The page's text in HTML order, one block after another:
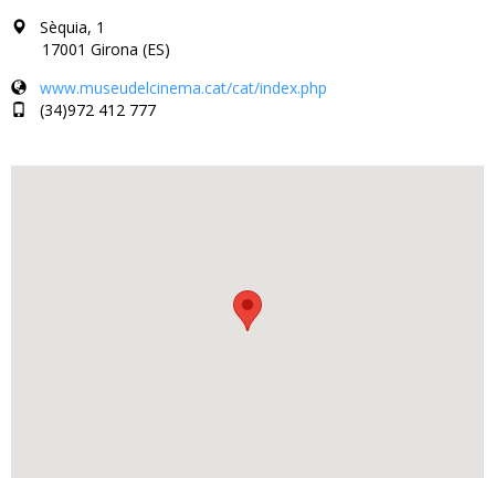
Sèquia, 1
17001 Girona (ES)
www.museudelcinema.cat/cat/index.php
(34)972 412 777